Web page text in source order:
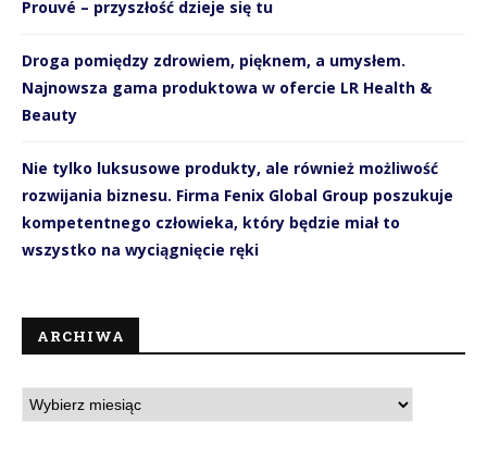
Prouvé – przyszłość dzieje się tu
Droga pomiędzy zdrowiem, pięknem, a umysłem.
Najnowsza gama produktowa w ofercie LR Health &
Beauty
Nie tylko luksusowe produkty, ale również możliwość
rozwijania biznesu. Firma Fenix Global Group poszukuje
kompetentnego człowieka, który będzie miał to
wszystko na wyciągnięcie ręki
ARCHIWA